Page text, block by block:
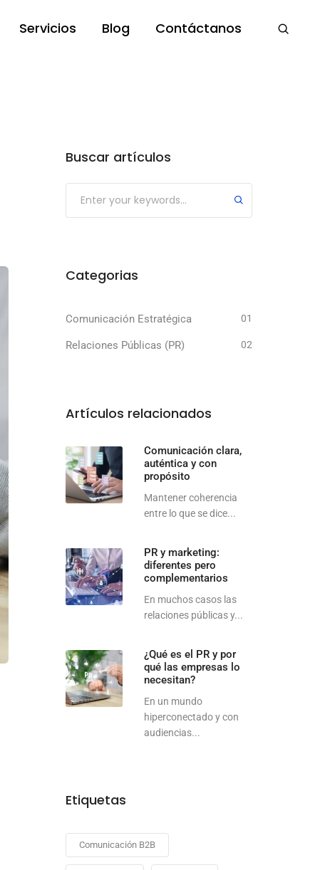
Servicios Blog Contáctanos
Buscar artículos
Submit
Categorias
Comunicación Estratégica 01
Relaciones Públicas (PR) 02
Artículos relacionados
Comunicación clara,
auténtica y con
propósito
Mantener coherencia
entre lo que se dice...
PR y marketing:
diferentes pero
complementarios
En muchos casos las
relaciones públicas y...
¿Qué es el PR y por
qué las empresas lo
necesitan?
En un mundo
hiperconectado y con
audiencias...
Etiquetas
Comunicación B2B